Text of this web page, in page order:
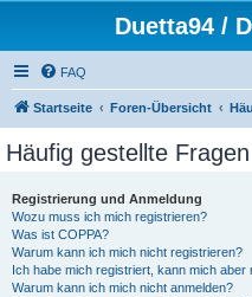
Duetta94 /
FAQ
Startseite Foren-Übersicht
Häufig gestellte Fragen
Registrierung und Anmeldung
Wozu muss ich mich registrieren?
Was ist COPPA?
Warum kann ich mich nicht registrieren?
Ich habe mich registriert, kann mich aber
Warum kann ich mich nicht anmelden?